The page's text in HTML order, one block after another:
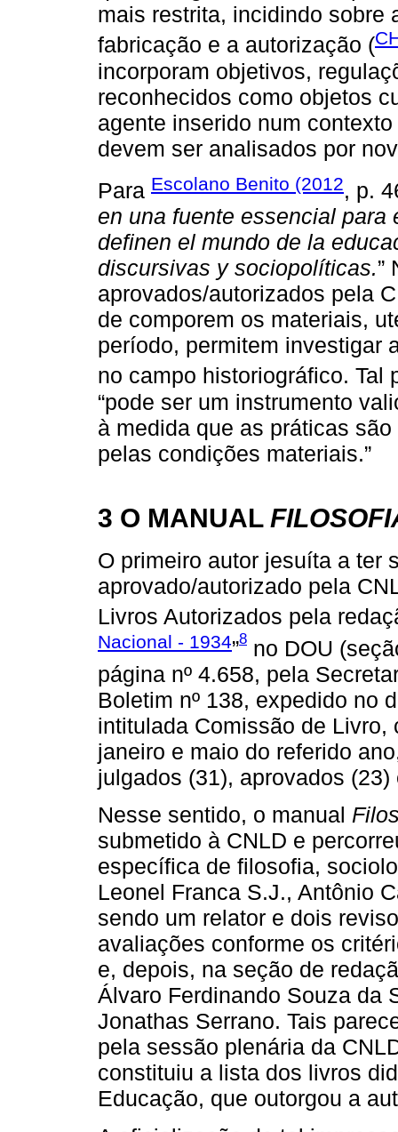
mais restrita, incidindo sobre
fabricação e a autorização (
incorporam objetivos,
reconhecidos como objetos
agente inserido num
devem ser analisados por
Para Escolano Benito (2012, p.
en una fuente essencial
definen el mundo de la
discursivas y sociopolíticas.”
aprovados/autorizados pela
de comporem os materiais,
período, permitem investigar
no campo historiográfico. Tal
“pode ser um instrumento
à medida que as práticas
pelas condições materiais.”
3 O MANUAL
O primeiro autor jesuíta a ter
aprovado/autorizado pela
Livros Autorizados pela
Nacional - 1934”8 no DOU
página nº 4.658, pela
Boletim nº 138, expedido no
intitulada Comissão de
janeiro e maio do referido
julgados (31), aprovados
Nesse sentido, o manual
submetido à CNLD e
específica de filosofia,
Leonel Franca S.J., Antônio
sendo um relator e dois
avaliações conforme os
e, depois, na seção de
Álvaro Ferdinando Souza da
Jonathas Serrano. Tais
pela sessão plenária da
constituiu a lista dos livros
Educação, que outorgou a